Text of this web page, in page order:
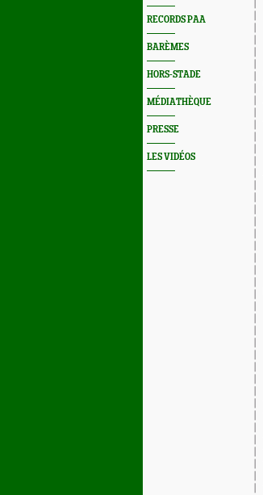
RECORDS PAA
BARÈMES
HORS-STADE
MÉDIATHÈQUE
PRESSE
LES VIDÉOS